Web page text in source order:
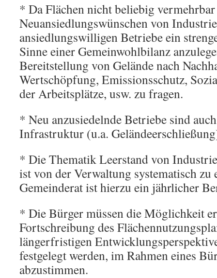
* Da Flächen nicht beliebig
Neuansiedlungswünschen von
ansiedlungswilligen Betriebe ein
Sinne einer Gemeinwohlbilanz
Bereitstellung von Gelände nach
Wertschöpfung, Emissionsschutz,
der Arbeitsplätze, usw. zu fragen.
* Neu anzusiedelnde Betriebe sind
Infrastruktur (u.a.
* Die Thematik Leerstand von
ist von der Verwaltung systematisch zu
Gemeinderat ist hierzu ein jährlicher
* Die Bürger müssen die Möglichkeit
Fortschreibung des
längerfristigen
festgelegt werden, im Rahmen eines
abzustimmen.